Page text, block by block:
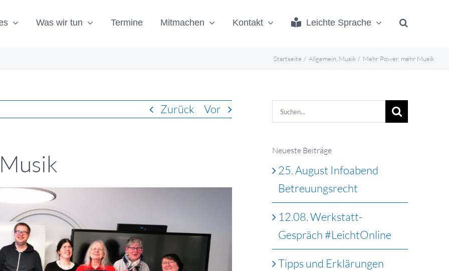
Was wir tun Termine Mitmachen Kontakt Leichte Sprache
Startseite Allgemein Musik Mehr Power, mehr Musik
Zurück Vor
Suche
nach:
Neueste Beiträge
25. August Infoabend
Betreuungsrecht
12.08. Werkstatt-
Gespräch #LeichtOnline
Tipps und Erklärungen